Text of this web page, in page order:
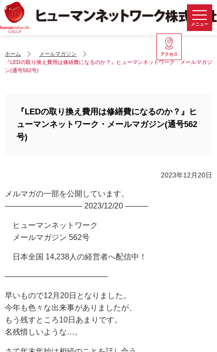
メニュー
アクセス
ホーム
メールマガジン
『LEDの取り換え費用は修繕費になるのか？』ヒューマンネットワーク・メールマガジ
ン(通号562号)
『LEDの取り換え費用は修繕費になるのか？』ヒ
ューマンネットワーク・メールマガジン(通号562
号)
2023年12月20日
メルマガの一部を公開しています。
—————————— 2023/12/20 ———
ヒューマンネットワーク
メールマガジン 562号
日本全国 14,238人の経営者へ配信中！
—————————————-
早いもので12月20日となりました。
今年も色々な出来事がありましたが、
もう残すところ10日あまりです。
名残惜しいような…。